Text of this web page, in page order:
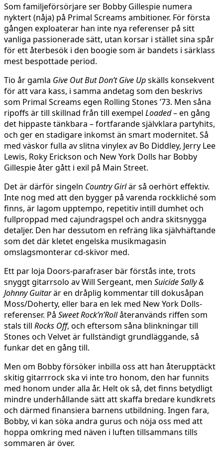
Som familjeförsörjare ser Bobby Gillespie numera
nyktert (nåja) på Primal Screams ambitioner. För första
gången exploaterar han inte nya referenser på sitt
vanliga passionerade sätt, utan korsar i stället sina spår
för ett återbesök i den boogie som är bandets i särklass
mest bespottade period.
Tio år gamla Give Out But Don’t Give Upskälls konsekvent
för att vara kass, i samma andetag som den beskrivs
som Primal Screams egen Rolling Stones ’73. Men såna
ripoffs är till skillnad från till exempel Loaded– en gång
det hippaste tänkbara – fortfarande självklara partyhits,
och ger en stadigare inkomst än smart modernitet. Så
med väskor fulla av slitna vinylex av Bo Diddley, Jerry Lee
Lewis, Roky Erickson och New York Dolls har Bobby
Gillespie åter gått i exil på Main Street.
Det är därför singeln Country Girlär så oerhört effektiv.
Inte nog med att den bygger på varenda rockkliché som
finns, är lagom upptempo, repetitiv intill dumhet och
fullproppad med cajundragspel och andra skitsnygga
detaljer. Den har dessutom en refräng lika självhäftande
som det där kletet engelska musikmagasin
omslagsmonterar cd-skivor med.
Ett par loja Doors-parafraser bär förstås inte, trots
snyggt gitarrsolo av Will Sergeant, men Suicide Sally &
Johnny Guitarär en dråplig kommentar till dokusåpan
Moss/Doherty, eller bara en lek med New York Dolls-
referenser. På Sweet Rock’n’Rollåteranvänds riffen som
stals till Rocks Off, och eftersom såna blinkningar till
Stones och Velvet är fullständigt grundläggande, så
funkar det en gång till.
Men om Bobby försöker inbilla oss att han återupptäckt
skitig gitarrrock ska vi inte tro honom, den har funnits
med honom under alla år. Helt ok så, det finns betydligt
mindre underhållande sätt att skaffa bredare kundkrets
och därmed finansiera barnens utbildning. Ingen fara,
Bobby, vi kan söka andra gurus och nöja oss med att
hoppa omkring med näven i luften tillsammans tills
sommaren är över.